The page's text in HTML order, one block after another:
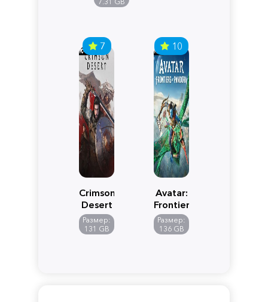
7
Crimson
Desert
Размер:
131 GB
10
Avatar:
Frontiers
of
Pandora
Размер:
136 GB